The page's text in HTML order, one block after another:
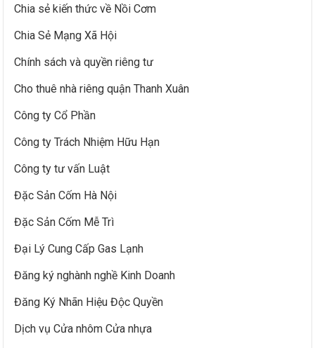
Chia sẻ kiến thức về Nồi Cơm
Chia Sẻ Mạng Xã Hội
Chính sách và quyền riêng tư
Cho thuê nhà riêng quận Thanh Xuân
Công ty Cổ Phần
Công ty Trách Nhiệm Hữu Hạn
Công ty tư vấn Luật
Đặc Sản Cốm Hà Nội
Đặc Sản Cốm Mễ Trì
Đại Lý Cung Cấp Gas Lạnh
Đăng ký nghành nghề Kinh Doanh
Đăng Ký Nhãn Hiệu Độc Quyền
Dịch vụ Cửa nhôm Cửa nhựa